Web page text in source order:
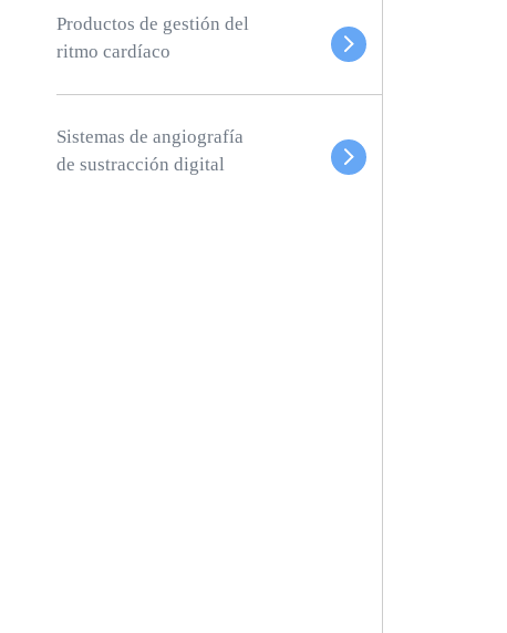
Productos de gestión del
ritmo cardíaco
Sistemas de angiografía
de sustracción digital